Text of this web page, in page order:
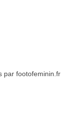
par footofeminin.fr